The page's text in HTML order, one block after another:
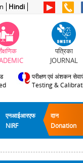
Hindi
पत्रिका
JOURNAL
परीक्षण एवं अंशकन
Testing &
एनआईआरएफ
NIRF
दान
Donation